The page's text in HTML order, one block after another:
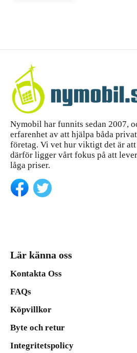
tt
köpgui
de
—...
Nymobil har funnits sedan 2007,
erfarenhet av att hjälpa båda
företag. Vi vet hur viktigt det är att
därför ligger vårt fokus på att
låga priser.
Lär känna oss
Kontakta Oss
FAQs
Köpvillkor
Byte och retur
Integritetspolicy